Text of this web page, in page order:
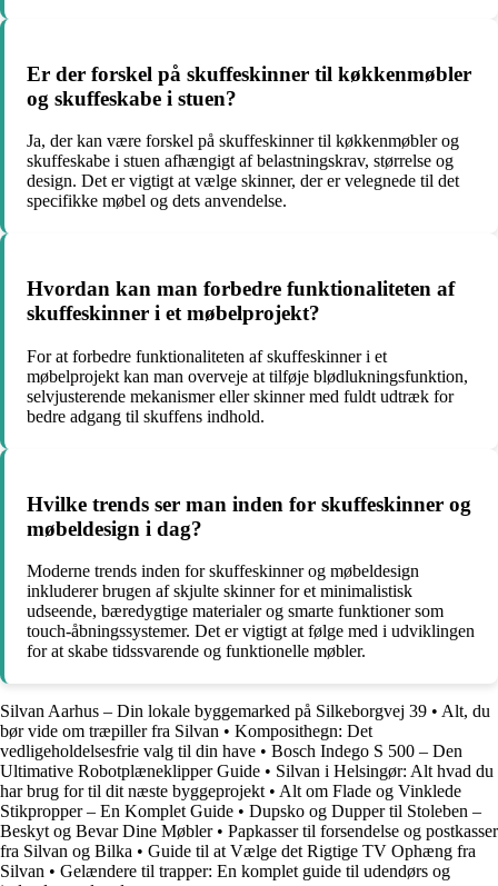
Er der forskel på skuffeskinner til køkkenmøbler
og skuffeskabe i stuen?
Ja, der kan være forskel på skuffeskinner til køkkenmøbler og
skuffeskabe i stuen afhængigt af belastningskrav, størrelse og
design. Det er vigtigt at vælge skinner, der er velegnede til det
specifikke møbel og dets anvendelse.
Hvordan kan man forbedre funktionaliteten af
skuffeskinner i et møbelprojekt?
For at forbedre funktionaliteten af skuffeskinner i et
møbelprojekt kan man overveje at tilføje blødlukningsfunktion,
selvjusterende mekanismer eller skinner med fuldt udtræk for
bedre adgang til skuffens indhold.
Hvilke trends ser man inden for skuffeskinner og
møbeldesign i dag?
Moderne trends inden for skuffeskinner og møbeldesign
inkluderer brugen af skjulte skinner for et minimalistisk
udseende, bæredygtige materialer og smarte funktioner som
touch-åbningssystemer. Det er vigtigt at følge med i udviklingen
for at skabe tidssvarende og funktionelle møbler.
Silvan Aarhus – Din lokale byggemarked på Silkeborgvej 39 • Alt, du
bør vide om træpiller fra Silvan • Komposithegn: Det
vedligeholdelsesfrie valg til din have • Bosch Indego S 500 – Den
Ultimative Robotplæneklipper Guide • Silvan i Helsingør: Alt hvad du
har brug for til dit næste byggeprojekt • Alt om Flade og Vinklede
Stikpropper – En Komplet Guide • Dupsko og Dupper til Stoleben –
Beskyt og Bevar Dine Møbler• Papkasser til forsendelse og postkasser
fra Silvan og Bilka • Guide til at Vælge det Rigtige TV Ophæng fra
Silvan • Gelændere til trapper: En komplet guide til udendørs og